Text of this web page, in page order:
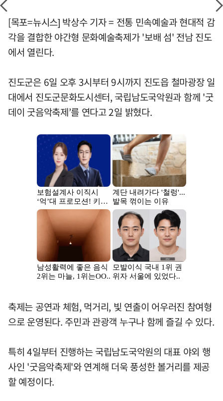
[목포=뉴시스] 박상수 기자 = 전통 민속예술과 현대적 감
각을 결합한 야간형 문화예술축제가 '보배 섬' 전남 진도
에서 열린다.
진도군은 6일 오후 3시부터 9시까지 진도읍 철마광장 일
대에서 진도군문화도시센터, 국립남도국악원과 함께 '굿
데이 굿음악축제’를 연다고 2일 밝혔다.
축제는 공연과 체험, 먹거리, 빛 연출이 어우러진 참여형
으로 운영된다. 주민과 관광객 누구나 함께 즐길 수 있다.
특히 4일부터 진행하는 국립남도국악원의 대표 야외 행
사인 '굿음악축제'와 연계해 더욱 풍성한 볼거리를 제공
할 예정이다.